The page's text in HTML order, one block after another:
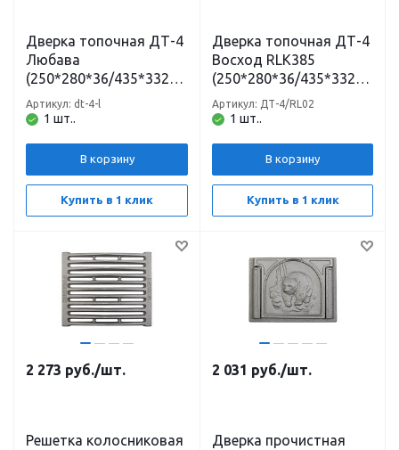
Дверка топочная ДТ-4
Любава
(250*280*36/435*332*9
2) неокрашенная
Рубцовск
1 шт..
Артикул: dt-4-l
В корзину
Купить в 1 клик
Дверка топочная ДТ-4
Восход RLK385
(250*280*36/435*332*9
2) неокрашенная
Рубцовск
1 шт..
Артикул: ДТ-4/RL02
В корзину
Купить в 1 клик
2 273 руб./шт.
Решетка колосниковая
2 031 руб./шт.
Дверка прочистная